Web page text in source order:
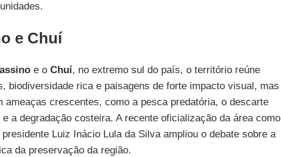
e Chuí
e o Chuí, no extremo sul do país, o território reúne
biodiversidade rica e paisagens de forte impacto visual, mas
ameaças crescentes, como a pesca predatória, o descarte
a degradação costeira. A recente oficialização da área como
Luiz Inácio Lula da Silva ampliou o debate sobre a
da preservação da região.